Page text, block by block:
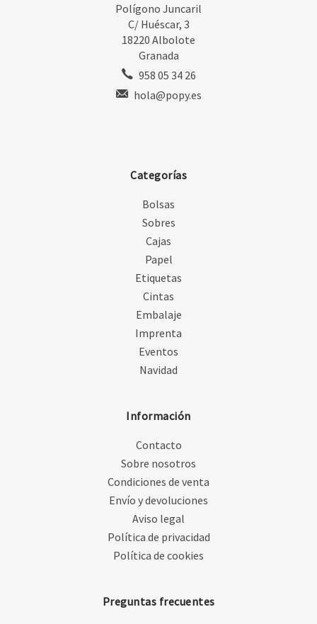
Polígono Juncaril
C/ Huéscar, 3
18220 Albolote
Granada
958 05 34 26
hola@popy.es
Categorías
Bolsas
Sobres
Cajas
Papel
Etiquetas
Cintas
Embalaje
Imprenta
Eventos
Navidad
Información
Contacto
Sobre nosotros
Condiciones de venta
Envío y devoluciones
Aviso legal
Política de privacidad
Política de cookies
Preguntas frecuentes